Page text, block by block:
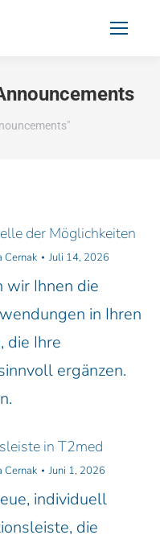
hier:
der Möglichkeiten
Cernak Juli 14, 2026
wir Ihnen die
in Ihren
die Ihre
ergänzen.
in T2med
Cernak Juni 1, 2026
individuell
die